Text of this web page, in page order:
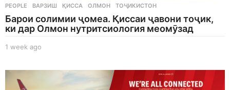
PEOPLE ВАРЗИШ ,ҚИССА ,ОЛМОН ,ТОҶИКИСТОН
Барои солимии ҷомеа. Қиссаи ҷавони тоҷик,
ки дар Олмон нутритсиология меомӯзад
1 week ago